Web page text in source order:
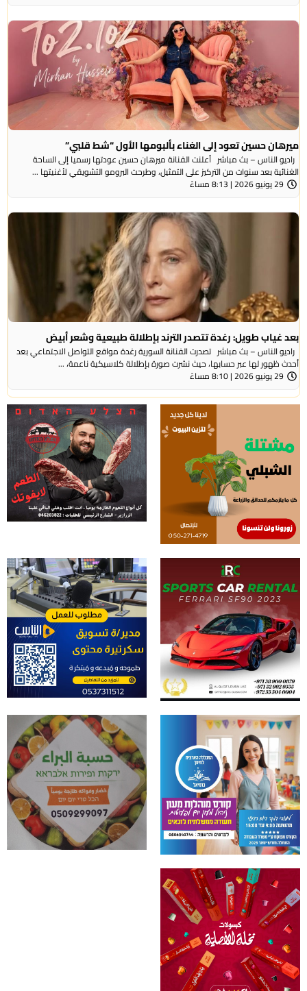
ميرهان حسين تعود إلى الغناء بألبومها الأول “شط قلبي”
راديو الناس – بث مباشر أعلنت الفنانة ميرهان حسين عودتها رسميا إلى الساحة
الغنائية بعد سنوات من التركيز على التمثيل، وطرحت البرومو التشويقي لأغنيتها ...
29 يونيو 2026 | 8:13 مساءً
بعد غياب طويل: رغدة تتصدر الترند بإطلالة طبيعية وشعر أبيض
راديو الناس – بث مباشر تصدرت الفنانة السورية رغدة مواقع التواصل الاجتماعي بعد
أحدث ظهور لها عبر حسابها، حيث نشرت صورة بإطلالة كلاسيكية ناعمة، ...
29 يونيو 2026 | 8:10 مساءً